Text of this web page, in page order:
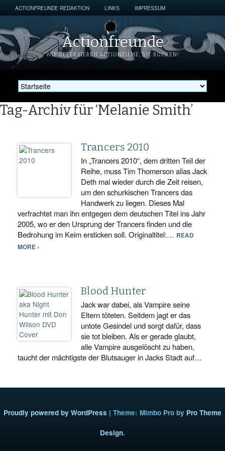
ACTIONFREUNDE REDAKTION LINKS IMPRESSUM
Actionfreunde
WIR ZELEBRIEREN ACTIONFILME, DIE ROCKEN!
Tag-Archiv für ‘Melanie Smith’
Trancers 2010
In „Trancers 2010“, dem dritten Teil der
Reihe, muss Tim Thomerson alias Jack
Deth mal wieder durch die Zeit reisen,
um den schurkischen Trancers das
Handwerk zu liegen. Dieses Mal
verfrachtet man ihn entgegen dem deutschen Titel ins Jahr
2005, wo er den Ursprung der Trancers finden und die
Bedrohung im Keim ersticken soll. Originaltitel:… READ
MORE ›
Blood Hunter
Jack war dabei, als Vampire seine
Eltern töteten. Seitdem jagt er das
untote Gesindel und sorgt dafür, dass
sie tot bleiben. Als er gerade glaubt,
alle Vampire ausgelöscht zu haben,
taucht der mächtigste der Blutsauger in Jacks Stadt auf…
Proudly powered by WordPress | Theme: Mimbo Pro by Pro Theme
Design.